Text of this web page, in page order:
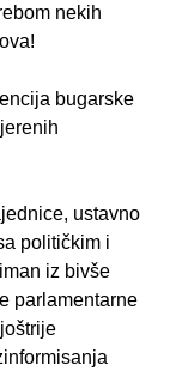
nekih
bugarske
ustavno
političkim i
iz bivše
parlamentarne